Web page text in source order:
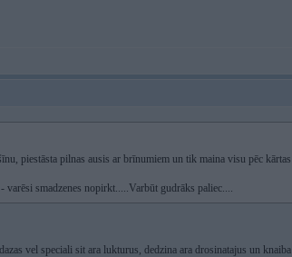
piestāsta pilnas ausis ar brīnumiem un tik maina visu pēc kārtas
smadzenes nopirkt.....Varbūt gudrāks paliec....
vel speciali sit ara lukturus, dedzina ara drosinatajus un knaiba